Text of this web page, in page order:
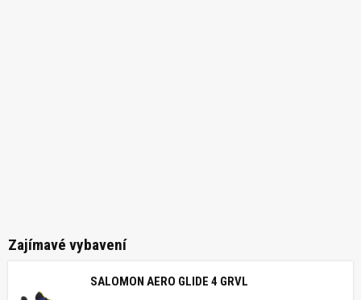
Zajímavé vybavení
SALOMON AERO GLIDE 4 GRVL